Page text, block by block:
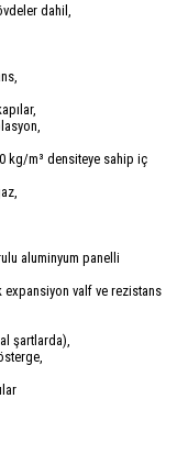
dahil,
kg/m³ densiteye sahip iç
aluminyum panelli
expansiyon valf ve rezistans
şartlarda),